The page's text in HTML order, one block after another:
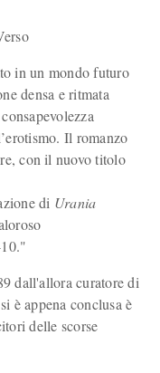
in un mondo futuro
densa e ritmata
Il romanzo
con il nuovo titolo
di Urania
dall'allora curatore di
è appena conclusa è
delle scorse